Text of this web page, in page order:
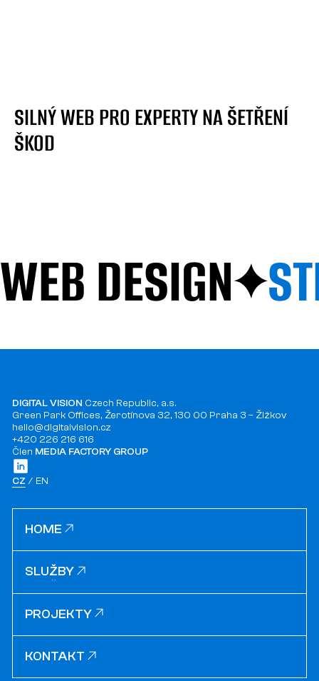
SILNÝ WEB PRO EXPERTY NA ŠETŘENÍ
ŠKOD
WEB DESIGN
DIGITAL VISION Czech Republic, a.s.
Green Park Offices, Žerotínova 32, 130 00 Praha 3 – Žižkov
hello@digitalvision.cz
+420 226 216 616
Člen MEDIA FACTORY GROUP
CZ EN
HOME
SLUŽBY
PROJEKTY
KONTAKT